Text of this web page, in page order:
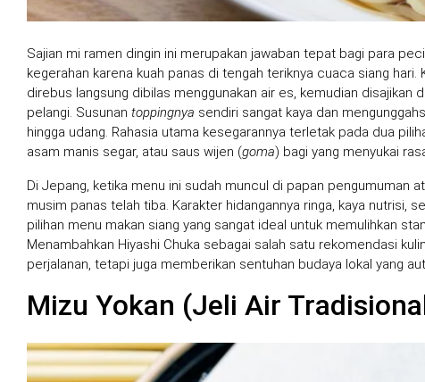
Sajian mi ramen dingin ini merupakan jawaban tepat bagi para
kegerahan karena kuah panas di tengah teriknya cuaca siang
direbus langsung dibilas menggunakan air es, kemudian disajikan
pelangi. Susunan toppingnya sendiri sangat kaya dan
hingga udang. Rahasia utama kesegarannya terletak pada dua
asam manis segar, atau saus wijen (goma) bagi yang menyukai
Di Jepang, ketika menu ini sudah muncul di papan pengumuman
musim panas telah tiba. Karakter hidangannya ringa, kaya nutrisi,
pilihan menu makan siang yang sangat ideal untuk memulihkan
Menambahkan Hiyashi Chuka sebagai salah satu rekomendasi
perjalanan, tetapi juga memberikan sentuhan budaya lokal yang
Mizu Yokan (Jeli Air